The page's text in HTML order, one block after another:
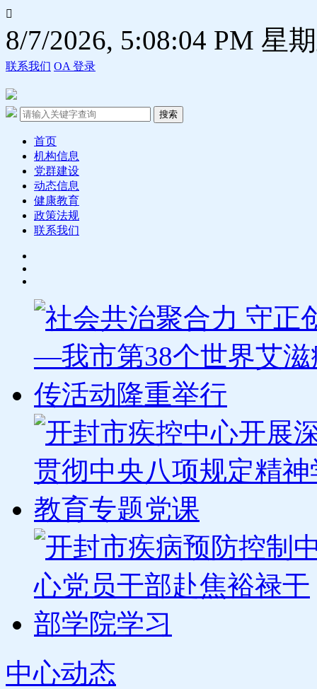

8/7/2026, 5:08:05 PM 星
联系我们 OA 登录
首页
机构信息
党群建设
动态信息
健康教育
政策法规
联系我们
中心动态